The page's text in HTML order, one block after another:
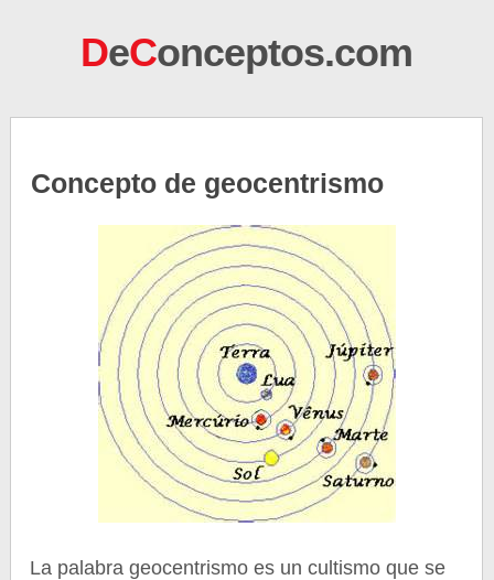
DeConceptos.com
Concepto de geocentrismo
La palabra geocentrismo es un cultismo que se